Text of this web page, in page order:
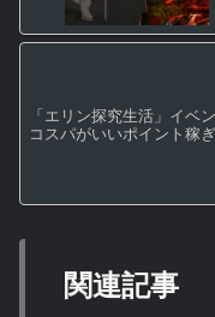
「エリン探究生活」イベ
コスパがいいポイント稼
関連記事